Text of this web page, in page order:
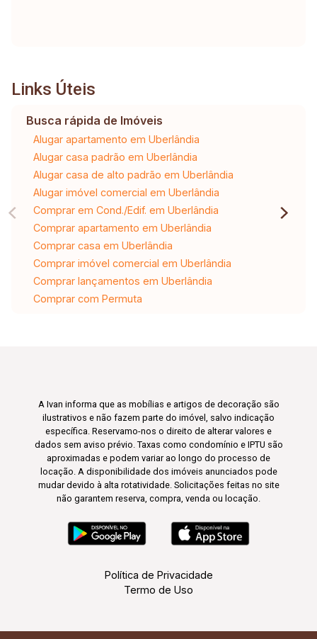
Links Úteis
Busca rápida de Imóveis
Alugar apartamento em Uberlândia
Alugar casa padrão em Uberlândia
Alugar casa de alto padrão em Uberlândia
Alugar imóvel comercial em Uberlândia
Comprar em Cond./Edif. em Uberlândia
Comprar apartamento em Uberlândia
Comprar casa em Uberlândia
Comprar imóvel comercial em Uberlândia
Comprar lançamentos em Uberlândia
Comprar com Permuta
A Ivan informa que as mobílias e artigos de decoração são
ilustrativos e não fazem parte do imóvel, salvo indicação
específica. Reservamo-nos o direito de alterar valores e
dados sem aviso prévio. Taxas como condomínio e IPTU são
aproximadas e podem variar ao longo do processo de
locação. A disponibilidade dos imóveis anunciados pode
mudar devido à alta rotatividade. Solicitações feitas no site
não garantem reserva, compra, venda ou locação.
Política de Privacidade
Termo de Uso